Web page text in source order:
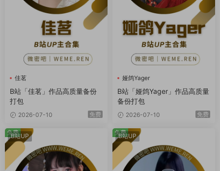
佳茗
B站「佳茗」作品高质量备份
打包
2026-07-10 免费
娅鸽Yager
B站「娅鸽Yager」作品高质量
备份打包
2026-07-10 免费
B站UP
免费 B站UP
免费